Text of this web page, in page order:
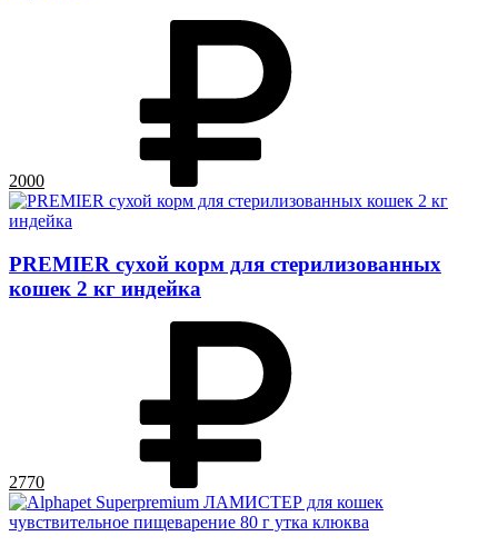
2000
PREMIER сухой корм для стерилизованных
кошек 2 кг индейка
2770